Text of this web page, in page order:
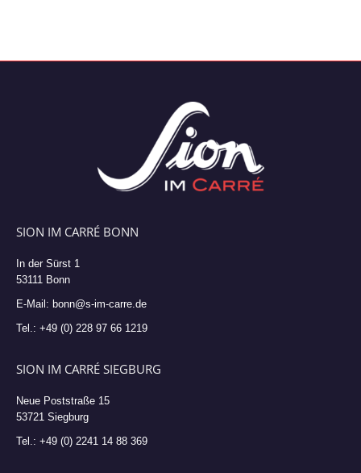
SION IM CARRÉ BONN
In der Sürst 1
53111 Bonn
E-Mail: bonn@s-im-carre.de
Tel.: +49 (0) 228 97 66 1219
SION IM CARRÉ SIEGBURG
Neue Poststraße 15
53721 Siegburg
Tel.: +49 (0) 2241 14 88 369